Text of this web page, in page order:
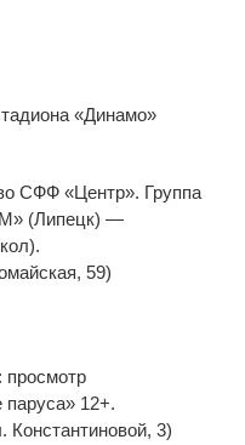
«Динамо»
СФФ «Центр». Группа
М» (Липецк) —
59)
просмотр
12+.
Константиновой, 3)